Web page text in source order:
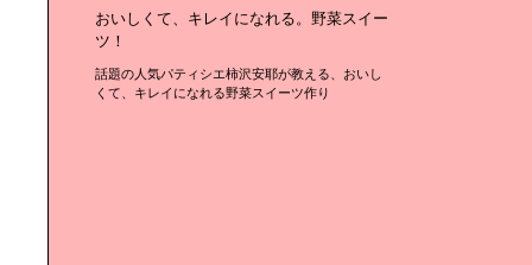
おいしくて、キレイになれる。野菜スイー
ツ！
話題の人気パティシエ柿沢安耶が教える、おいし
くて、キレイになれる野菜スイーツ作り